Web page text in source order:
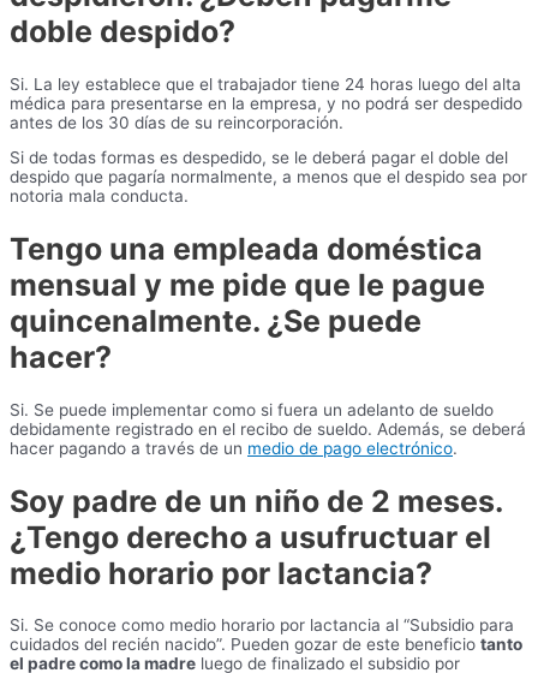
doble despido?
Si. La ley establece que el trabajador tiene 24 horas luego del alta
médica para presentarse en la empresa, y no podrá ser despedido
antes de los 30 días de su reincorporación.
Si de todas formas es despedido, se le deberá pagar el doble del
despido que pagaría normalmente, a menos que el despido sea por
notoria mala conducta.
Tengo una empleada doméstica
mensual y me pide que le pague
quincenalmente. ¿Se puede
hacer?
Si. Se puede implementar como si fuera un adelanto de sueldo
debidamente registrado en el recibo de sueldo. Además, se deberá
hacer pagando a través de un medio de pago electrónico.
Soy padre de un niño de 2 meses.
¿Tengo derecho a usufructuar el
medio horario por lactancia?
Si. Se conoce como medio horario por lactancia al “Subsidio para
cuidados del recién nacido”. Pueden gozar de este beneficio tanto
el padre como la madre luego de finalizado el subsidio por